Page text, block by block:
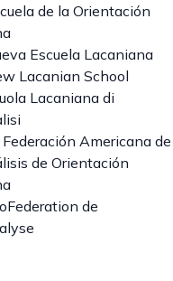
de la Orientación
Escuela Lacaniana
Lacanian School
Lacaniana di
Federación Americana de
de Orientación
de